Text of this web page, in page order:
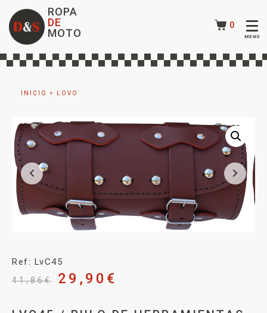
ROPA
DE
MOTO
0
INICIO > LOVO
Ref: LvC45
41,86€ 29,90 €